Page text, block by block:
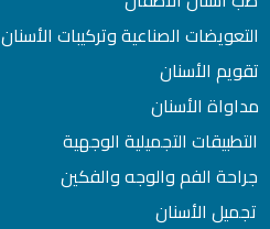
التعويضات الصناعية وتركيبات الأسنان
تقويم الأسنان
مداواة الأسنان
التطبيقات التجميلية الوجهية
جراحة الفم والوجه والفكين
تجميل الأسنان